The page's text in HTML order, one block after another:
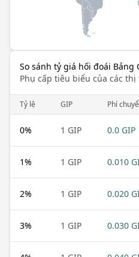
So sánh tỷ giá hối đoái
Phụ cấp tiêu biểu của các
Tỷ lệ GIP Phí
0% 1 GIP 0.0 GIP
1% 1 GIP 0.010
2% 1 GIP 0.020
3% 1 GIP 0.030